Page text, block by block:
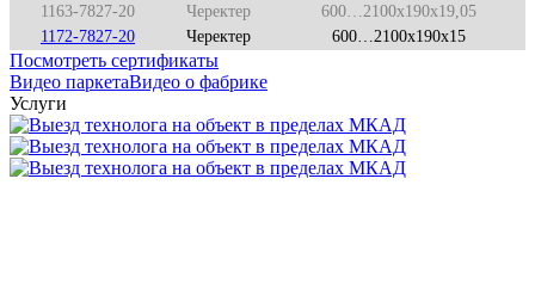
1163-7827-20
Черектер
600…2100x190x19,05
1172-7827-20
Черектер 600…2100x190x15
Посмотреть сертификаты
Видео паркетаВидео о фабрике
Услуги